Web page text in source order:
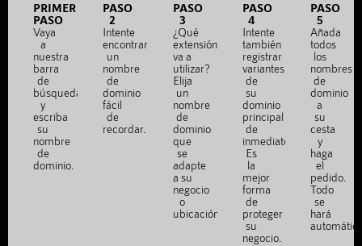
PRIMER
PASO
Vaya
a
nuestra
barra
de
búsqueda
y
escriba
su
nombre
de
dominio.
PASO
2
Intente
encontrar
un
nombre
de
dominio
fácil
de
recordar.
PASO
3
¿Qué
extensión
va a
utilizar?
Elija
un
nombre
de
dominio
que
se
adapte
a su
negocio
o
ubicación.
PASO
4
Intente
también
registrar
variantes
de
su
dominio
principal
de
inmediato.
Es
la
mejor
forma
de
proteger
su
negocio.
PASO
5
Añada
todos
los
nombres
de
dominio
a
su
cesta
y
haga
el
pedido.
Todo
se
hará